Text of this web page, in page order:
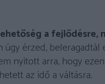
a fejlődésre,
úgy érzed,
nyitott arra, hogy
az idő a váltásra.